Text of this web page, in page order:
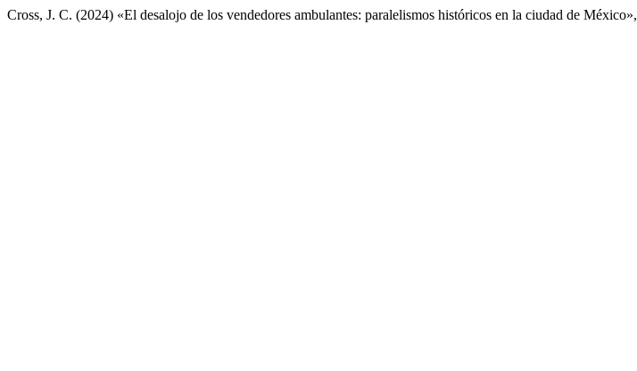
Cross, J. C. (2024) «El desalojo de los vendedores ambulantes: paralelismos históricos en la ciudad de México»,